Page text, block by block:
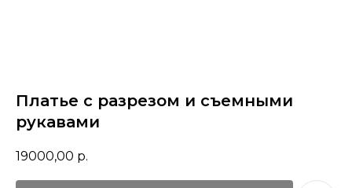
Платье с разрезом и съемными
рукавами
19000,00 р.